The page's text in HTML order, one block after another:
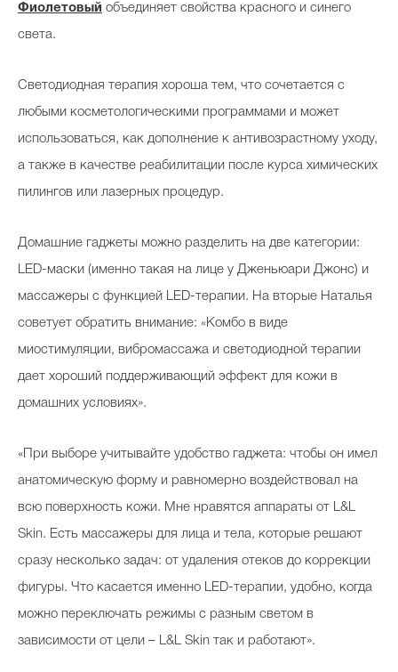
Фиолетовый объединяет свойства красного и синего
света.
Светодиодная терапия хороша тем, что сочетается с
любыми косметологическими программами и может
использоваться, как дополнение к антивозрастному уходу,
а также в качестве реабилитации после курса химических
пилингов или лазерных процедур.
Домашние гаджеты можно разделить на две категории:
LED-маски (именно такая на лице у Дженьюари Джонс) и
массажеры с функцией LED-терапии. На вторые Наталья
советует обратить внимание: «Комбо в виде
миостимуляции, вибромассажа и светодиодной терапии
дает хороший поддерживающий эффект для кожи в
домашних условиях».
«При выборе учитывайте удобство гаджета: чтобы он имел
анатомическую форму и равномерно воздействовал на
всю поверхность кожи. Мне нравятся аппараты от L&L
Skin. Есть массажеры для лица и тела, которые решают
сразу несколько задач: от удаления отеков до коррекции
фигуры. Что касается именно LED-терапии, удобно, когда
можно переключать режимы с разным светом в
зависимости от цели – L&L Skin так и работают».